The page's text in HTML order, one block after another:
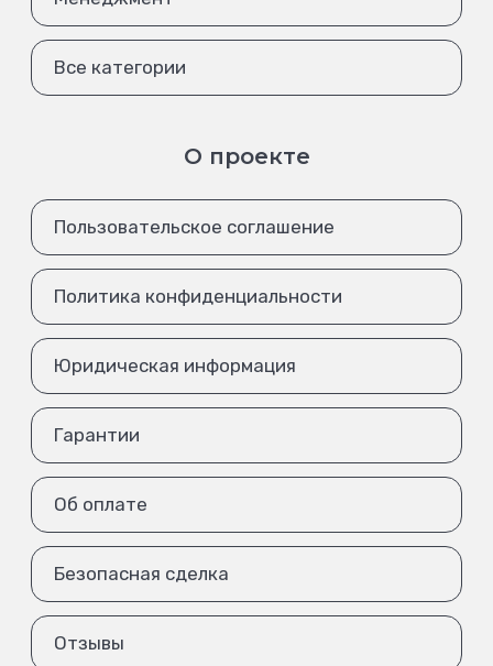
Все категории
О проекте
Пользовательское соглашение
Политика конфиденциальности
Юридическая информация
Гарантии
Об оплате
Безопасная сделка
Отзывы